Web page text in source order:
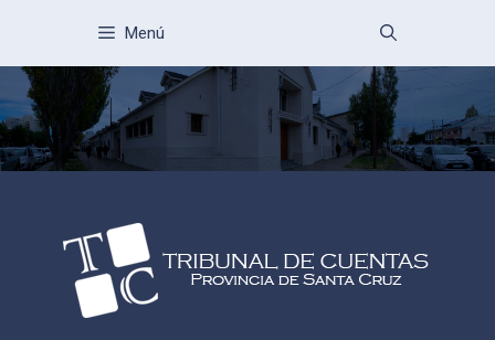
Menú